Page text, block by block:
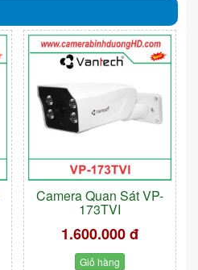
Camera Quan Sát VP-
173TVI
1.600.000 đ
Giỏ hàng